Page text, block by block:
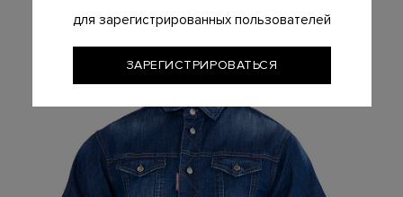
для зарегистрированных пользователей
ЗАРЕГИСТРИРОВАТЬСЯ